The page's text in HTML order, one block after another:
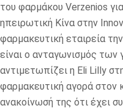
του φαρμάκου Verzenios
ηπειρωτική Κίνα στην
φαρμακευτική εταιρεία
είναι ο ανταγωνισμός
αντιμετωπίζει η Eli Lilly
φαρμακευτική αγορά
ανακοίνωσή της ότι έχει